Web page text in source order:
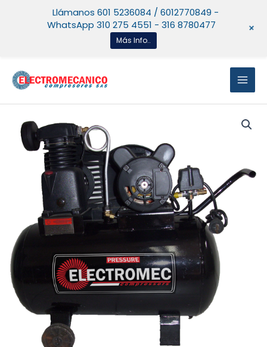
Llámanos 601 5236084 / 6012770849 -
WhatsApp 310 275 4551 - 316 8780477
Más Info..
+